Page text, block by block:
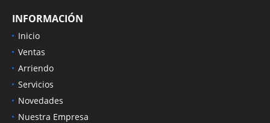
INFORMACIÓN
Inicio
Ventas
Arriendo
Servicios
Novedades
Nuestra Empresa